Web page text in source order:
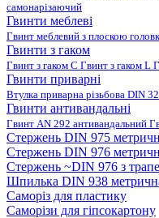
самонарізаючий
Гвинти меблеві
Гвинт меблевий з плоскою
Гвинти з гаком
Гвинт з гаком C Гвинт з гаком L
Гвинти приварні
Втулка приварна різьбова DIN
Гвинти антивандальні
Гвинт AN 292 антивандальний
Стержень DIN 975
Стержень DIN 976
Стержень ~DIN 976 з
Шпилька DIN 938
Саморіз для пластику
Саморізи для гіпсокартону